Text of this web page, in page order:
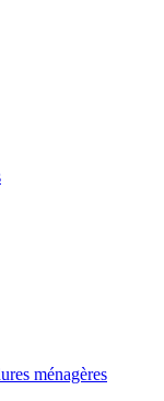
ménagères